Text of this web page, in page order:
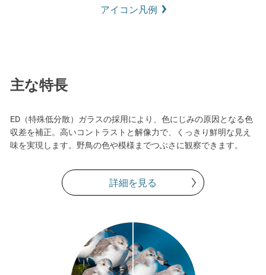
アイコン凡例
主な特長
ED（特殊低分散）ガラスの採用により、色にじみの原因となる色
収差を補正。高いコントラストと解像力で、くっきり鮮明な見え
味を実現します。野鳥の色や模様までつぶさに観察できます。
詳細を見る